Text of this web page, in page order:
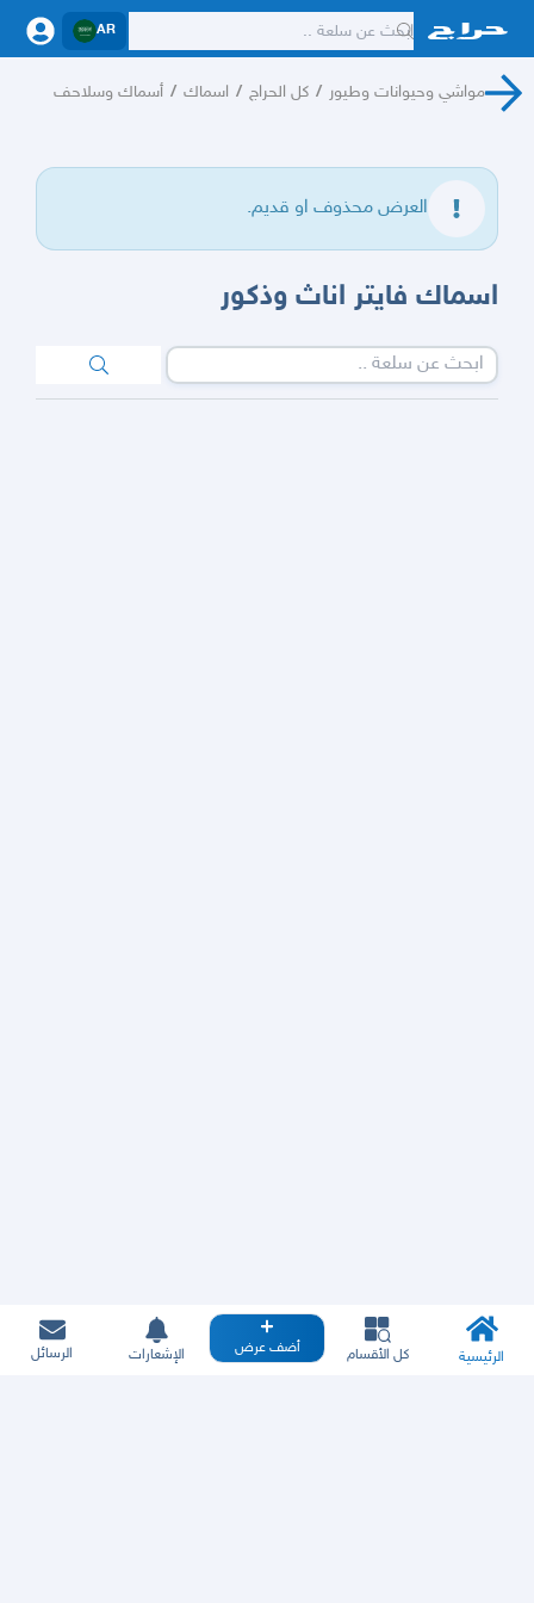
AR
مواشي وحيوانات وطيور / كل الحراج / اسماك / أسماك وسلاحف
العرض محذوف او قديم.
اسماك فايتر اناث وذكور
الرئيسية كل الأقسام أضف عرض الإشعارات الرسائل